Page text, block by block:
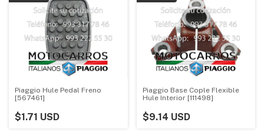
Piaggio Hule Pedal Freno
[567461]
$1.71 USD
Piaggio Base Cople Flexible
Hule Interior [111498]
$9.14 USD